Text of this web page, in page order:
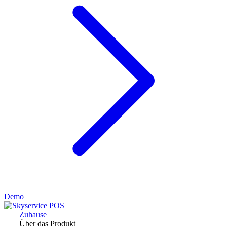
Demo
Zuhause
Über das Produkt